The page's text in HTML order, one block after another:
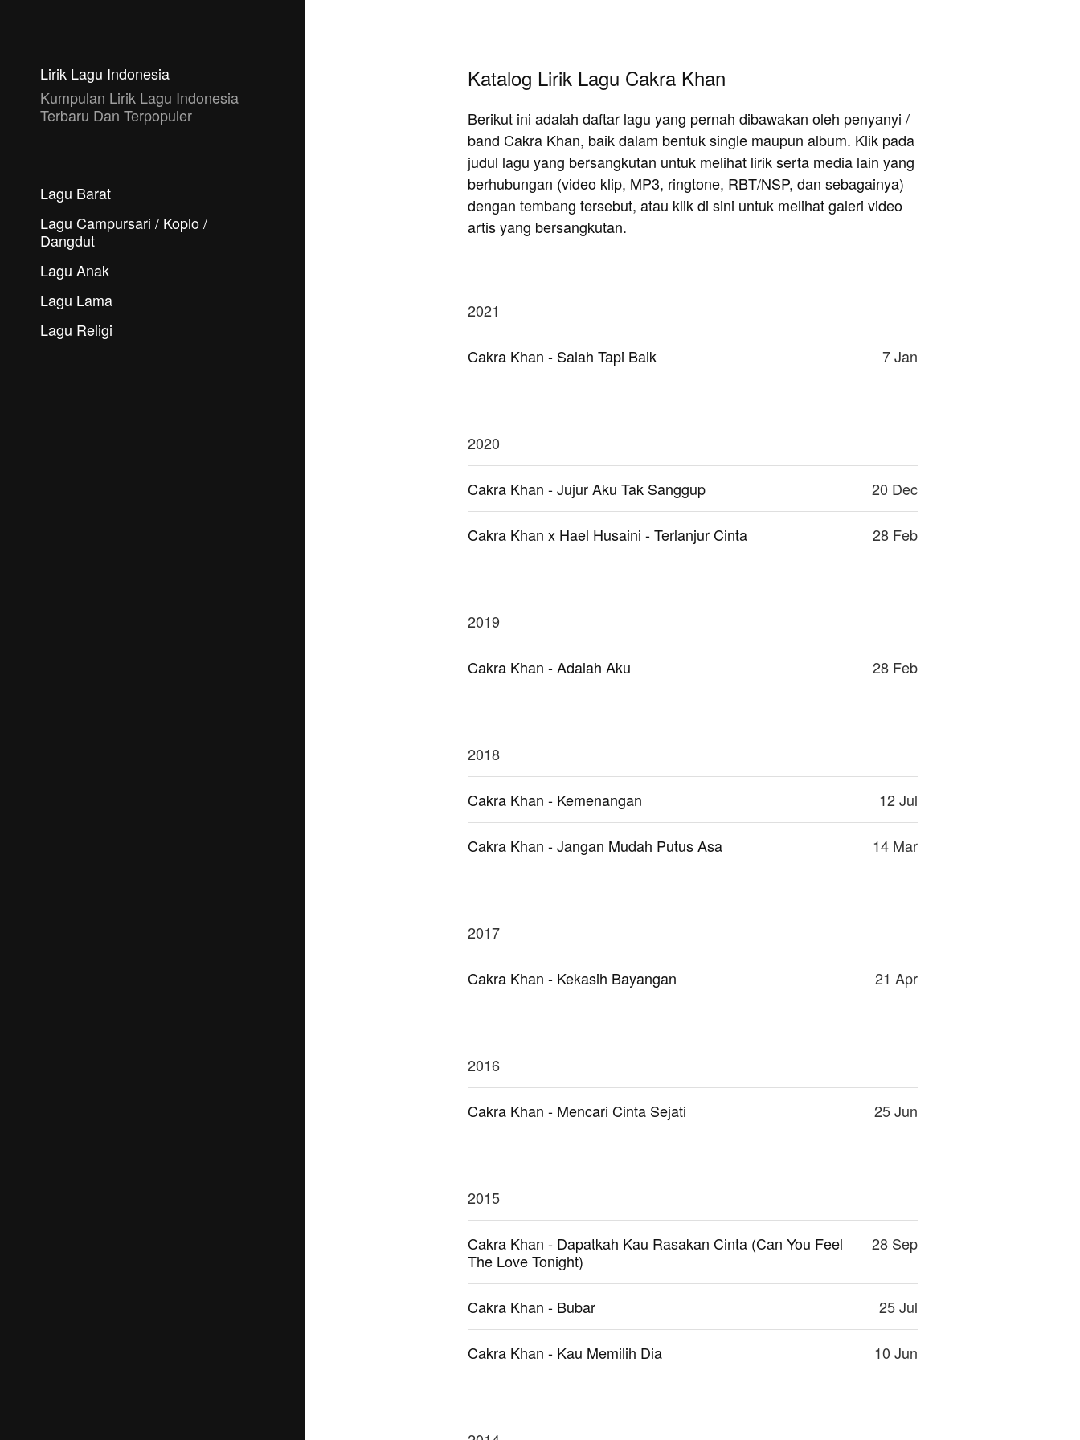
Lirik Lagu Indonesia
Kumpulan Lirik Lagu Indonesia
Terbaru Dan Terpopuler
Lagu Barat
Lagu Campursari / Koplo /
Dangdut
Lagu Anak
Lagu Lama
Lagu Religi
Katalog Lirik Lagu Cakra Khan
Berikut ini adalah daftar lagu yang pernah dibawakan oleh penyanyi /
band Cakra Khan, baik dalam bentuk single maupun album. Klik pada
judul lagu yang bersangkutan untuk melihat lirik serta media lain yang
berhubungan (video klip, MP3, ringtone, RBT/NSP, dan sebagainya)
dengan tembang tersebut, atau klik di sini untuk melihat galeri video
artis yang bersangkutan.
2021
Cakra Khan - Salah Tapi Baik 7 Jan
2020
Cakra Khan - Jujur Aku Tak Sanggup 20 Dec
Cakra Khan x Hael Husaini - Terlanjur Cinta 28 Feb
2019
Cakra Khan - Adalah Aku 28 Feb
2018
Cakra Khan - Kemenangan 12 Jul
Cakra Khan - Jangan Mudah Putus Asa 14 Mar
2017
Cakra Khan - Kekasih Bayangan 21 Apr
2016
Cakra Khan - Mencari Cinta Sejati 25 Jun
2015
Cakra Khan - Dapatkah Kau Rasakan Cinta (Can You Feel
The Love Tonight)
28 Sep
Cakra Khan - Bubar 25 Jul
Cakra Khan - Kau Memilih Dia 10 Jun